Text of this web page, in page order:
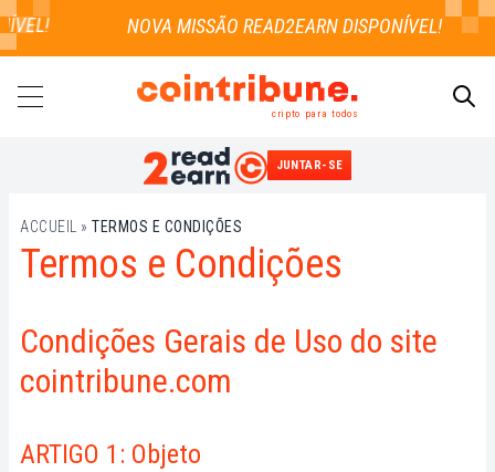
cripto para todos
JUNTAR-SE
ACCUEIL » TERMOS E CONDIÇÕES
Termos e Condições
Condições Gerais de Uso do site
cointribune.com
ARTIGO 1: Objeto